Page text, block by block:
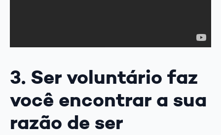
3. Ser voluntário faz
você encontrar a sua
razão de ser